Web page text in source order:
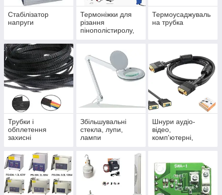
Стабілізатор
напруги
Термоніжки для
різання
пінополістиролу,
Термоусаджуваль
на трубка
Трубки і
обплетення
захисні
Збільшувальні
стекла, лупи,
лампи
Шнури аудіо-
відео,
комп'ютерні,